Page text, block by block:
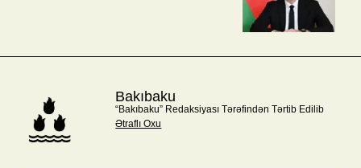
Bakıbaku
“Bakıbaku” Redaksiyası Tərəfindən Tərtib Edilib
Ətraflı Oxu